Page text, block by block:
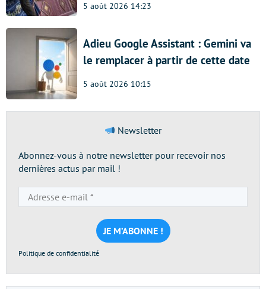
5 août 2026 14:23
Adieu Google Assistant : Gemini va
le remplacer à partir de cette date
5 août 2026 10:15
Newsletter
Abonnez-vous à notre newsletter pour recevoir nos
dernières actus par mail !
e-
mail
*
Politique de confidentialité